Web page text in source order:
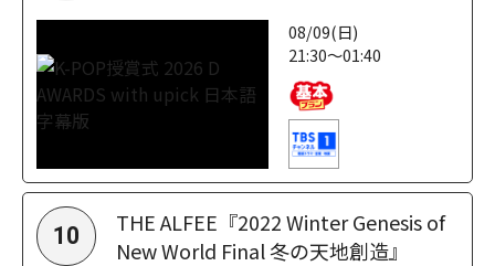
08/09(日)
21:30～01:40
10
THE ALFEE『2022 Winter Genesis of
New World Final 冬の天地創造』